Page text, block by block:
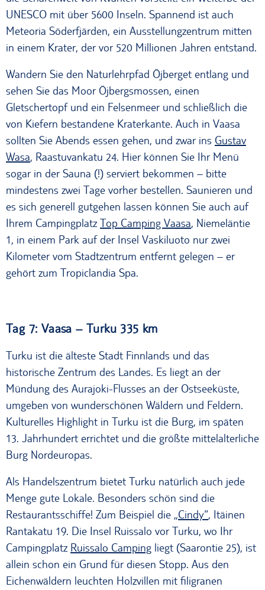
UNESCO mit über 5600 Inseln. Spannend ist auch
Meteoria Söderfjärden, ein Ausstellungzentrum mitten
in einem Krater, der vor 520 Millionen Jahren entstand.
Wandern Sie den Naturlehrpfad Öjberget entlang und
sehen Sie das Moor Öjbergsmossen, einen
Gletschertopf und ein Felsenmeer und schließlich die
von Kiefern bestandene Kraterkante. Auch in Vaasa
sollten Sie Abends essen gehen, und zwar ins Gustav
Wasa, Raastuvankatu 24. Hier können Sie Ihr Menü
sogar in der Sauna (!) serviert bekommen – bitte
mindestens zwei Tage vorher bestellen. Saunieren und
es sich generell gutgehen lassen können Sie auch auf
Ihrem Campingplatz Top Camping Vaasa, Niemeläntie
1, in einem Park auf der Insel Vaskiluoto nur zwei
Kilometer vom Stadtzentrum entfernt gelegen – er
gehört zum Tropiclandia Spa.
Tag 7: Vaasa – Turku 335 km
Turku ist die älteste Stadt Finnlands und das
historische Zentrum des Landes. Es liegt an der
Mündung des Aurajoki-Flusses an der Ostseeküste,
umgeben von wunderschönen Wäldern und Feldern.
Kulturelles Highlight in Turku ist die Burg, im späten
13. Jahrhundert errichtet und die größte mittelalterliche
Burg Nordeuropas.
Als Handelszentrum bietet Turku natürlich auch jede
Menge gute Lokale. Besonders schön sind die
Restaurantsschiffe! Zum Beispiel die „Cindy“, Itäinen
Rantakatu 19. Die Insel Ruissalo vor Turku, wo Ihr
Campingplatz Ruissalo Camping liegt (Saarontie 25), ist
allein schon ein Grund für diesen Stopp. Aus den
Eichenwäldern leuchten Holzvillen mit filigranen